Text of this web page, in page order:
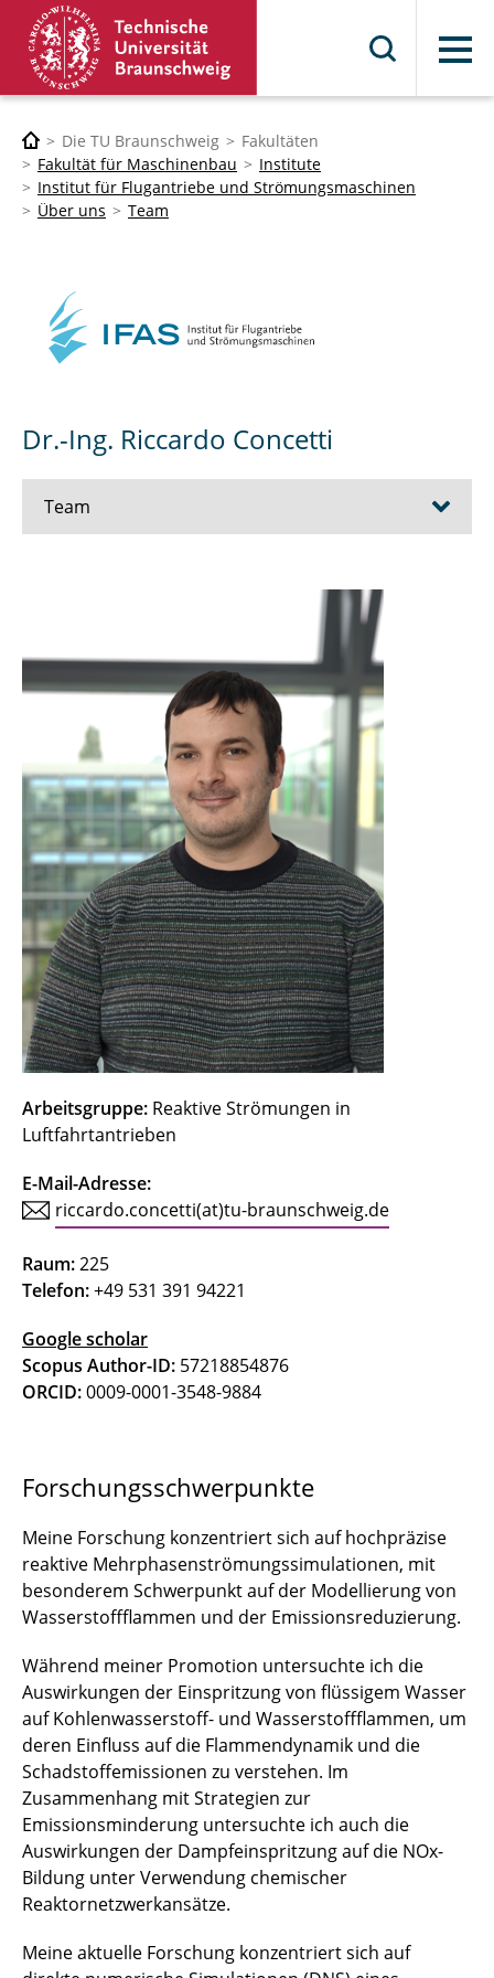
Menü
Die TU Braunschweig
Fakultäten
Fakultät für Maschinenbau
Institute
Institut für Flugantriebe und Strömungsmaschinen
Über uns
Team
Dr.-Ing. Riccardo Concetti
Team
Becker, Christoph
Beule, Karina
Bien, Maximilian
Blanke, Marit
Bode, Christoph
Borcherding, Till
Brunow, Patrick
Concetti, Riccardo
Deepa
Ferraro, Federica
Friedrichs, Jens
Gerhardy, Fynn
Göing, Jan
Gottschalk, Nick
Grigo, Christoph
Hinz, Lars
Iyer, Niraj
Kenull, Thomas
Knoche, Sebastian
Kruse, Alexander
Lieder, Daniel
Lück, Sebastian
Marx, Katrin
Meyer, Patrick
Oldeweme, Jonas
Arbeitsgruppe: Reaktive Strömungen in
Luftfahrtantrieben
E-Mail-Adresse:
riccardo.concetti(at)tu-braunschweig.de
Raum:225
Telefon:+49 531 391 94221
Google scholar
Scopus Author-ID: 57218854876
ORCID:0009-0001-3548-9884
Forschungsschwerpunkte
Meine Forschung konzentriert sich auf hochpräzise
reaktive Mehrphasenströmungssimulationen, mit
besonderem Schwerpunkt auf der Modellierung von
Wasserstoffflammen und der Emissionsreduzierung.
Während meiner Promotion untersuchte ich die
Auswirkungen der Einspritzung von flüssigem Wasser
auf Kohlenwasserstoff- und Wasserstoffflammen, um
deren Einfluss auf die Flammendynamik und die
Schadstoffemissionen zu verstehen. Im
Zusammenhang mit Strategien zur
Emissionsminderung untersuchte ich auch die
Auswirkungen der Dampfeinspritzung auf die NOx-
Bildung unter Verwendung chemischer
Reaktornetzwerkansätze.
Meine aktuelle Forschung konzentriert sich auf